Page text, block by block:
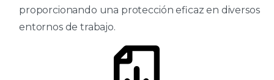
proporcionando una protección eficaz en diversos
entornos de trabajo.